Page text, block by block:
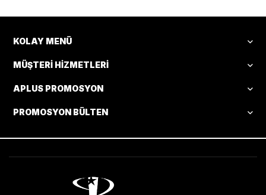
KOLAY MENÜ
MÜŞTERI HIZMETLERI
APLUS PROMOSYON
PROMOSYON BÜLTEN